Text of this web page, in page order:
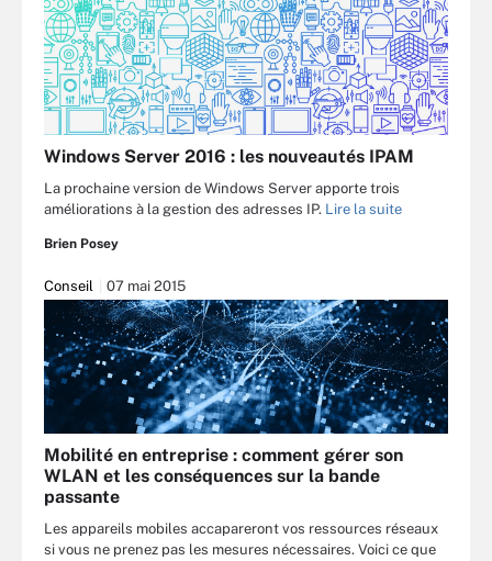
Windows Server 2016 : les nouveautés IPAM
La prochaine version de Windows Server apporte trois
améliorations à la gestion des adresses IP. Lire la suite
Brien Posey
Conseil 07 mai 2015
Mobilité en entreprise : comment gérer son
WLAN et les conséquences sur la bande
passante
Les appareils mobiles accapareront vos ressources réseaux
si vous ne prenez pas les mesures nécessaires. Voici ce que